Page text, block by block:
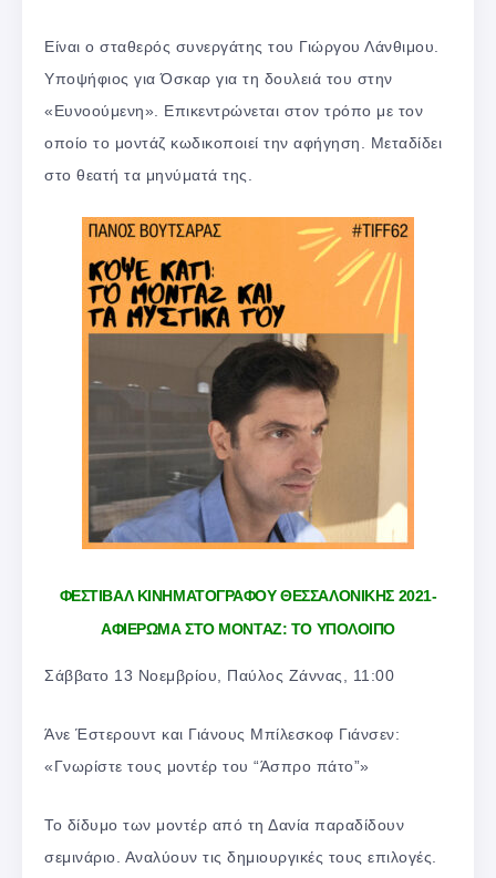
Είναι ο σταθερός συνεργάτης του Γιώργου Λάνθιμου.
Υποψήφιος για Όσκαρ για τη δουλειά του στην
«Ευνοούμενη». Επικεντρώνεται στον τρόπο με τον
οποίο το μοντάζ κωδικοποιεί την αφήγηση. Μεταδίδει
στο θεατή τα μηνύματά της.
ΦΕΣΤΙΒΑΛ ΚΙΝΗΜΑΤΟΓΡΑΦΟΥ ΘΕΣΣΑΛΟΝΙΚΗΣ 2021-
ΑΦΙΕΡΩΜΑ ΣΤΟ ΜΟΝΤΑΖ: ΤΟ ΥΠΟΛΟΙΠΟ
Σάββατο 13 Νοεμβρίου, Παύλος Ζάννας, 11:00
Άνε Έστερουντ και Γιάνους Μπίλεσκοφ Γιάνσεν:
«Γνωρίστε τους μοντέρ του “Άσπρο πάτο”»
Το δίδυμο των μοντέρ από τη Δανία παραδίδουν
σεμινάριο. Αναλύουν τις δημιουργικές τους επιλογές.